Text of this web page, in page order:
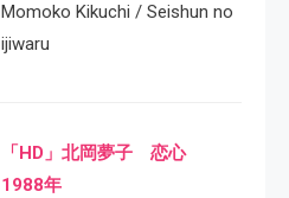
Momoko Kikuchi / Seishun no
ijiwaru
「HD」北岡夢子 恋心
1988年